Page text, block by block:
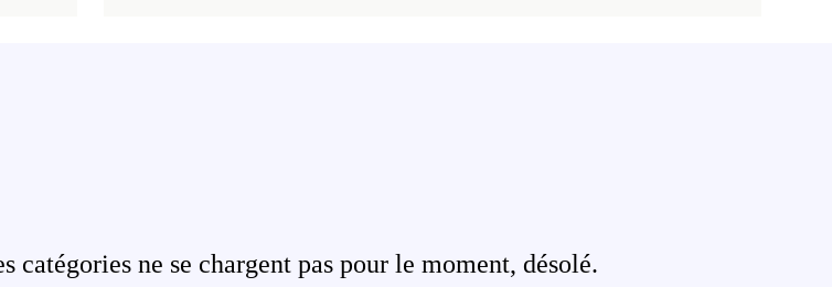
catégories ne se chargent pas pour le moment, désolé.